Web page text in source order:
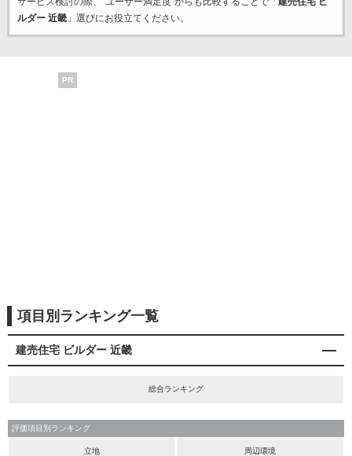
ルダー 近畿」選びにお役立てください。
PR
項目別ランキング一覧
建売住宅 ビルダー 近畿
総合ランキング
評価項目別ランキング
立地 周辺環境